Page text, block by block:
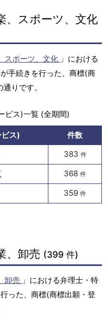
、スポーツ、文化
スポーツ、文化 」における
手続きを行った、商標(商
りです。
ビス)一覧 (全期間)
ス)
件数
383 件
368 件
359 件
、卸売 (399 件)
卸売 」における弁理士・特
った、商標(商標出願・登